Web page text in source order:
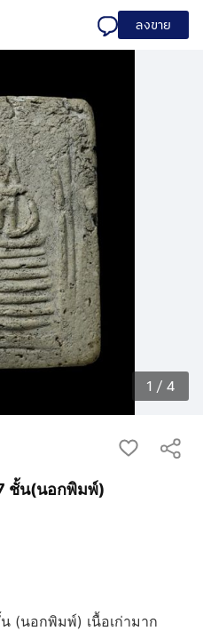
ลงขาย
1 / 4
ชั้น(นอกพิมพ์)
(นอกพิมพ์) เนื้อเก่ามาก